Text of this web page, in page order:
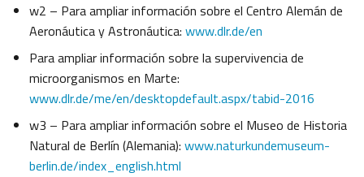
w2 – Para ampliar información sobre el Centro Alemán de
Aeronáutica y Astronáutica: www.dlr.de/en
Para ampliar información sobre la supervivencia de
microorganismos en Marte:
www.dlr.de/me/en/desktopdefault.aspx/tabid-2016
w3 – Para ampliar información sobre el Museo de Historia
Natural de Berlín (Alemania): www.naturkundemuseum-
berlin.de/index_english.html